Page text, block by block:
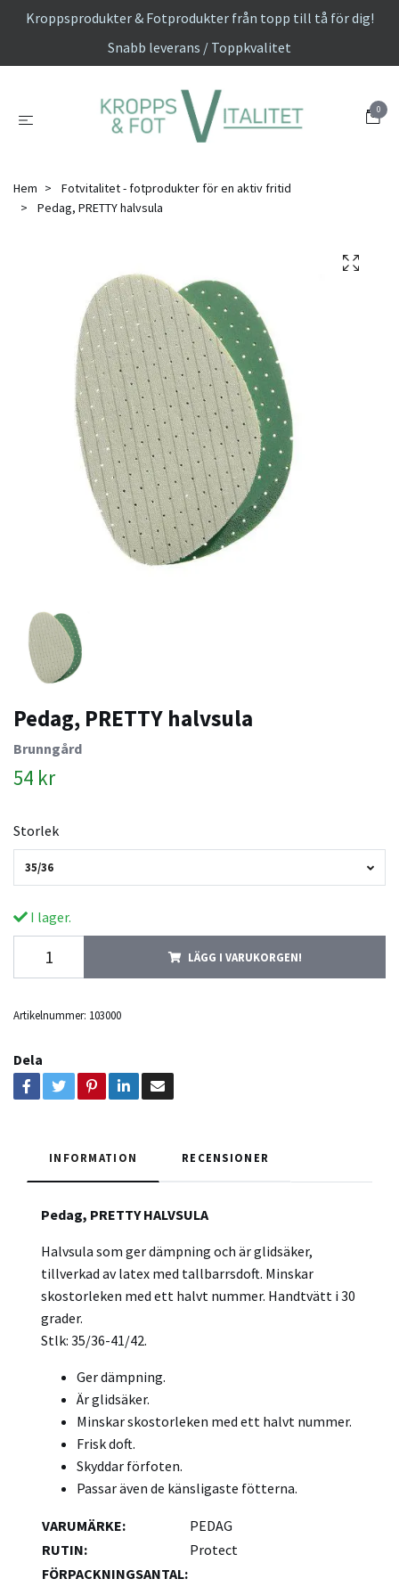
Kroppsprodukter & Fotprodukter från topp till tå för dig!
Snabb leverans / Toppkvalitet
0
Hem
Fotvitalitet - fotprodukter för en aktiv fritid
Pedag, PRETTY halvsula
Pedag, PRETTY halvsula
Brunngård
54 kr
Storlek
35/36
I lager.
LÄGG I VARUKORGEN!
Artikelnummer: 103000
Dela
INFORMATION RECENSIONER
Pedag, PRETTY HALVSULA
Halvsula som ger dämpning och är glidsäker,
tillverkad av latex med tallbarrsdoft. Minskar
skostorleken med ett halvt nummer. Handtvätt i 30
grader.
Stlk: 35/36-41/42.
Ger dämpning.
Är glidsäker.
Minskar skostorleken med ett halvt nummer.
Frisk doft.
Skyddar förfoten.
Passar även de känsligaste fötterna.
VARUMÄRKE:
PEDAG
RUTIN:
Protect
FÖRPACKNINGSANTAL: